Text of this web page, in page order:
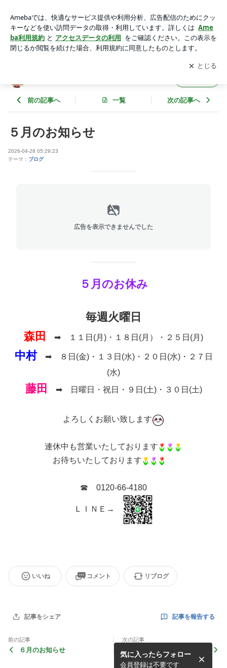
アプリをダウンロードして ブログの更新通知
を受け取りまし
ょう。
開く
前の記事へ 一覧 次の記事へ
５月のお知らせ
2026-04-28 05:29:23
テーマ： ブログ
広告を表示できませんでした
５月のお休み
毎週火曜日
森田
➡ １１日(月)・１８日(月）・２５日(月)
中村 ➡ ８日(金)・１３日(水)・２０日(水)・２７日
(水)
藤田 ➡ 日曜日・祝日・９日(土)・３０日(土)
よろしくお願い致します
連休中も営業いたしております
お待ちいたしております
☎ 0120-66-4180
ＬＩＮＥ→
いいね コメント リブログ
記事をシェア 記事を報告する
前の記事
６月のお知らせ
次の記事
4月のお知らせ☆彡
気に入ったらフォロー
会員登録は不要です